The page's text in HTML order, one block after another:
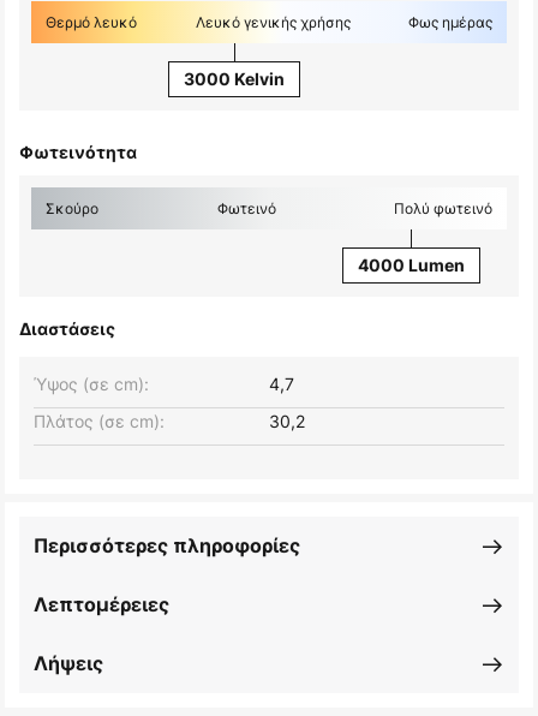
Θερμό λευκό Λευκό γενικής χρήσης Φως ημέρας
3000 Kelvin
Φωτεινότητα
Σκούρο Φωτεινό Πολύ φωτεινό
4000 Lumen
Διαστάσεις
Πλάτος (σε cm): 30,2
Ύψος (σε cm): 4,7
Λεπτομέρειες
Περισσότερες πληροφορίες
Λήψεις